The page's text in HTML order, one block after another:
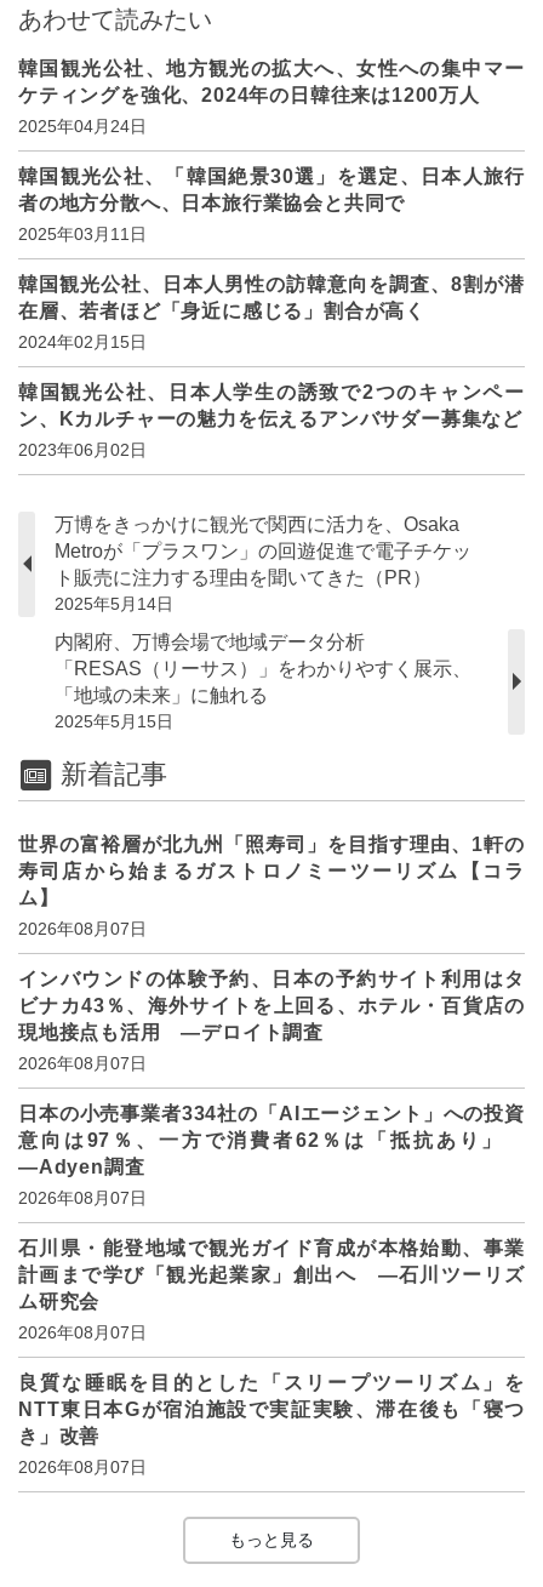
あわせて読みたい
韓国観光公社、地方観光の拡大へ、女性への集中マー
ケティングを強化、2024年の日韓往来は1200万人
2025年04月24日
韓国観光公社、「韓国絶景30選」を選定、日本人旅行
者の地方分散へ、日本旅行業協会と共同で
2025年03月11日
韓国観光公社、日本人男性の訪韓意向を調査、8割が潜
在層、若者ほど「身近に感じる」割合が高く
2024年02月15日
韓国観光公社、日本人学生の誘致で2つのキャンペー
ン、Kカルチャーの魅力を伝えるアンバサダー募集など
2023年06月02日
万博をきっかけに観光で関西に活力を、Osaka
Metroが「プラスワン」の回遊促進で電子チケッ
ト販売に注力する理由を聞いてきた（PR）
2025年5月14日
内閣府、万博会場で地域データ分析
「RESAS（リーサス）」をわかりやすく展示、
「地域の未来」に触れる
2025年5月15日
新着記事
世界の富裕層が北九州「照寿司」を目指す理由、1軒の
寿司店から始まるガストロノミーツーリズム【コラ
ム】
2026年08月07日
インバウンドの体験予約、日本の予約サイト利用はタ
ビナカ43％、海外サイトを上回る、ホテル・百貨店の
現地接点も活用 ―デロイト調査
2026年08月07日
日本の小売事業者334社の「AIエージェント」への投資
意向は97％、一方で消費者62％は「抵抗あり」
―Adyen調査
2026年08月07日
石川県・能登地域で観光ガイド育成が本格始動、事業
計画まで学び「観光起業家」創出へ ―石川ツーリズ
ム研究会
2026年08月07日
良質な睡眠を目的とした「スリープツーリズム」を
NTT東日本Gが宿泊施設で実証実験、滞在後も「寝つ
き」改善
2026年08月07日
もっと見る